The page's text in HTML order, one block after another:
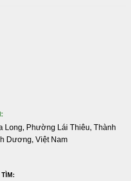
Long, Phường Lái Thiêu, Thành
Dương, Việt Nam